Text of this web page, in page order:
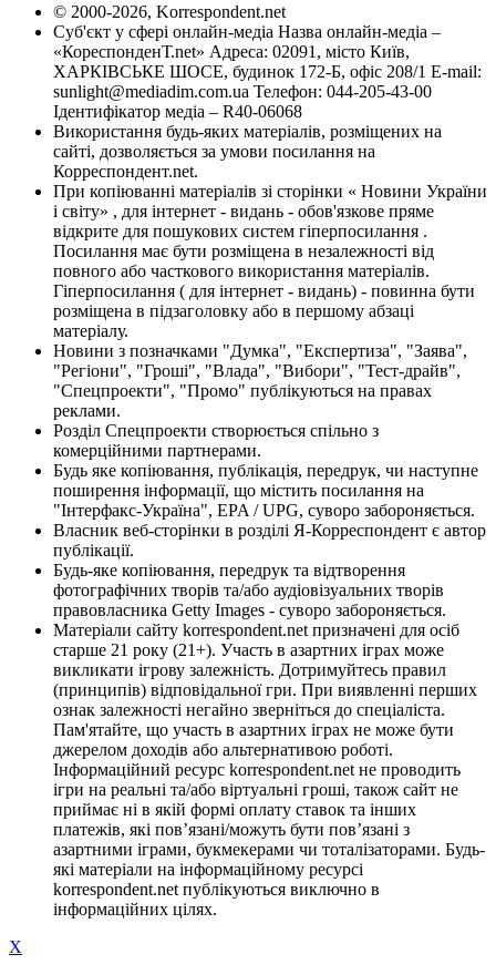
© 2000-2026, Korrespondent.net
Суб'єкт у сфері онлайн-медіа Назва онлайн-медіа –
«КореспонденТ.net» Адреса: 02091, місто Київ,
ХАРКІВСЬКЕ ШОСЕ, будинок 172-Б, офіс 208/1 E-mail:
sunlight@mediadim.com.ua Телефон: 044-205-43-00
Ідентифікатор медіа – R40-06068
Використання будь-яких матеріалів, розміщених на
сайті, дозволяється за умови посилання на
Корреспондент.net.
При копіюванні матеріалів зі сторінки « Новини України
і світу» , для інтернет - видань - обов'язкове пряме
відкрите для пошукових систем гіперпосилання .
Посилання має бути розміщена в незалежності від
повного або часткового використання матеріалів.
Гіперпосилання ( для інтернет - видань) - повинна бути
розміщена в підзаголовку або в першому абзаці
матеріалу.
Новини з позначками "Думка", "Експертиза", "Заява",
"Регіони", "Гроші", "Влада", "Вибори", "Тест-драйв",
"Спецпроекти", "Промо" публікуються на правах
реклами.
Розділ Спецпроекти створюється спільно з
комерційними партнерами.
Будь яке копіювання, публікація, передрук, чи наступне
поширення інформації, що містить посилання на
"Інтерфакс-Україна", EPA / UPG, суворо забороняється.
Власник веб-сторінки в розділі Я-Корреспондент є автор
публікації.
Будь-яке копіювання, передрук та відтворення
фотографічних творів та/або аудіовізуальних творів
правовласника Getty Images - суворо забороняється.
Матеріали сайту korrespondent.net призначені для осіб
старше 21 року (21+). Участь в азартних іграх може
викликати ігрову залежність. Дотримуйтесь правил
(принципів) відповідальної гри. При виявленні перших
ознак залежності негайно зверніться до спеціаліста.
Пам'ятайте, що участь в азартних іграх не може бути
джерелом доходів або альтернативою роботі.
Інформаційний ресурс korrespondent.net не проводить
ігри на реальні та/або віртуальні гроші, також сайт не
приймає ні в якій формі оплату ставок та інших
платежів, які пов’язані/можуть бути пов’язані з
азартними іграми, букмекерами чи тоталізаторами. Будь-
які матеріали на інформаційному ресурсі
korrespondent.net публікуються виключно в
інформаційних цілях.
X